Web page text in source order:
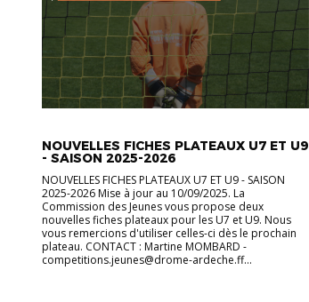
NOUVELLES FICHES PLATEAUX U7 ET U9
- SAISON 2025-2026
NOUVELLES FICHES PLATEAUX U7 ET U9 - SAISON
2025-2026 Mise à jour au 10/09/2025. La
Commission des Jeunes vous propose deux
nouvelles fiches plateaux pour les U7 et U9. Nous
vous remercions d'utiliser celles-ci dès le prochain
plateau. CONTACT : Martine MOMBARD -
competitions.jeunes@drome-ardeche.ff...